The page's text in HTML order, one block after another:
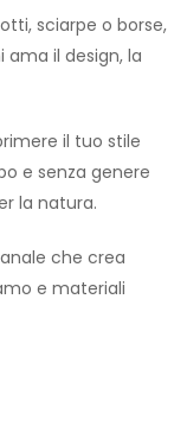
sciarpe o borse,
il design, la
il tuo stile
e senza genere
la natura.
che crea
e materiali